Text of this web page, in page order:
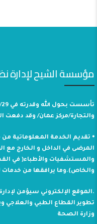
مؤسسة الشيح لإدارة
والتجارة/مركز عمان/ وقد
⦁ تقديم الخدمة المعلوماتية من
المرضى في الداخل و الخارج مع
والمستشفيات والأطباء( في
والخاص).وما يرافقها من
.الموقع الإلكتروني سيؤمن
تطوير القطاع الطبي والعلاجي
وزارة الصحة